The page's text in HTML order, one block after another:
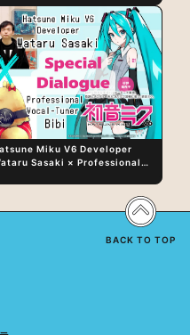
Miku V6 Developer
Sasaki × Professional
Expression Lies in “Love
the singing characters” and
BACK TO TOP